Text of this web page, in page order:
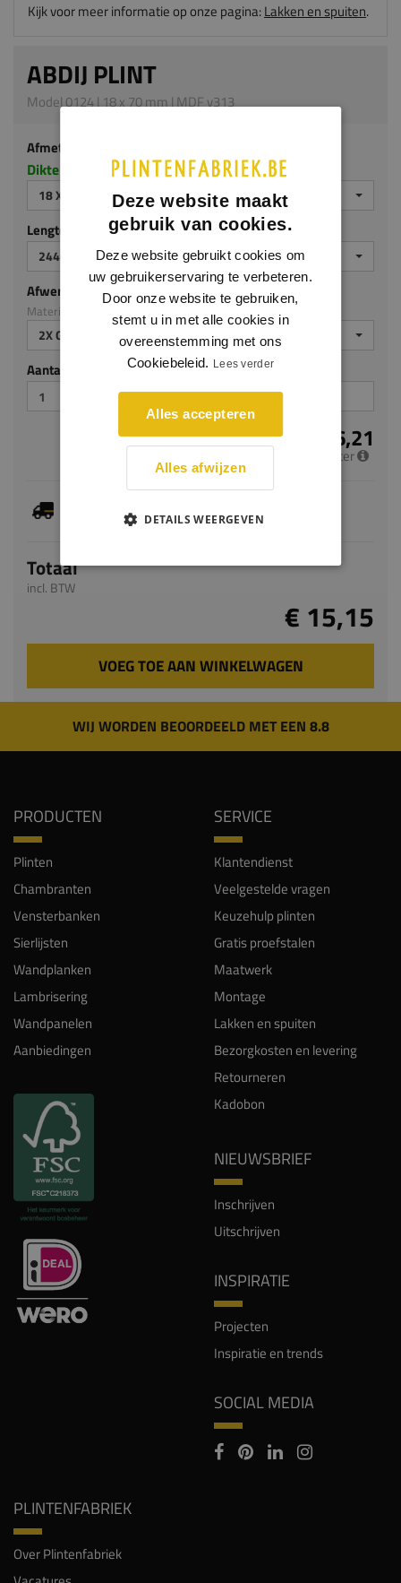
Kijk voor meer informatie op onze pagina:Lakken en spuiten.
ABDIJ PLINT
Model 0124 | 18 x 70 mm | MDF v313
Afmeting
Dikte x hoogte in millimeters
18 X 70 MM
Lengte (mm)
2440 MM
Afwerking
Materiaal: MDF v313
2X GEGROND
Aantal stuks
€ 6,21
per meter
levertijd bedraagt 7-9 werkdagen
Totaal
incl. BTW
€ 15,15
VOEG TOE AAN WINKELWAGEN
WIJ WORDEN BEOORDEELD MET EEN 8.8
PRODUCTEN
Plinten
Chambranten
Vensterbanken
Sierlijsten
Wandplanken
Lambrisering
Wandpanelen
Aanbiedingen
SERVICE
Klantendienst
Veelgestelde vragen
Keuzehulp plinten
Gratis proefstalen
Maatwerk
Montage
Lakken en spuiten
Bezorgkosten en levering
Retourneren
Kadobon
NIEUWSBRIEF
Inschrijven
Uitschrijven
INSPIRATIE
Projecten
Inspiratie en trends
SOCIAL MEDIA
PLINTENFABRIEK
Over Plintenfabriek
Deze website maakt
gebruik van cookies.
Deze website gebruikt cookies om
uw gebruikerservaring te verbeteren.
Door onze website te gebruiken,
stemt u in met alle cookies in
overeenstemming met ons
Cookiebeleid. Lees verder
Alles accepteren
Alles afwijzen
DETAILS WEERGEVEN